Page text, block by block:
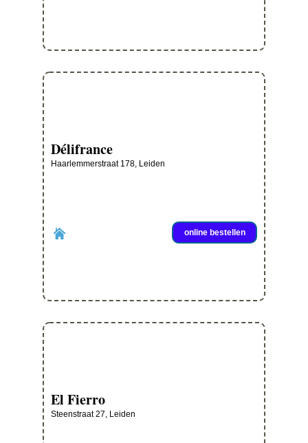
Délifrance
Haarlemmerstraat 178, Leiden
online bestellen
El Fierro
Steenstraat 27, Leiden